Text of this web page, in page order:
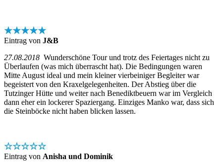
★★★★★
Eintrag von J&B
27.08.2018 Wunderschöne Tour und trotz des Feiertages nicht zu
Überlaufen (was mich überrascht hat). Die Bedingungen waren
Mitte August ideal und mein kleiner vierbeiniger Begleiter war
begeistert von den Kraxelgelegenheiten. Der Abstieg über die
Tutzinger Hütte und weiter nach Benediktbeuern war im Vergleich
dann eher ein lockerer Spaziergang. Einziges Manko war, dass sich
die Steinböcke nicht haben blicken lassen.
☆☆☆☆☆
Eintrag von Anisha und Dominik